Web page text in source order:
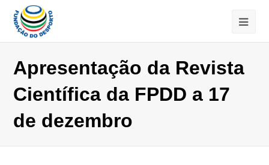
Apresentação da Revista
Científica da FPDD a 17
de dezembro